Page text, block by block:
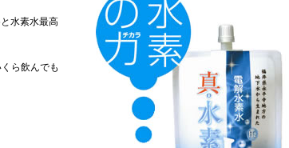
水素水最高
ら飲んでも